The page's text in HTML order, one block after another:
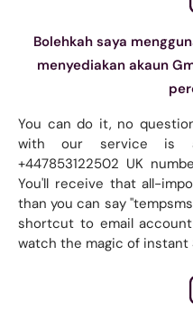
Bolehkah saya
menyediakan akaun
You can do it, no
with our service is
+447853122502 UK
You'll receive that all-
than you can say
shortcut to email
watch the magic of instant